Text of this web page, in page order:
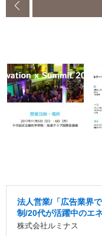
法人営業/「広告業界
制/20代が活躍中のエ
株式会社ルミナス